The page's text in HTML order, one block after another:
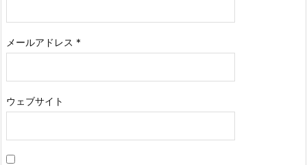
メールアドレス *
ウェブサイト